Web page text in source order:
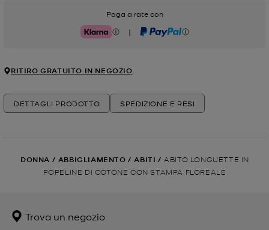
Paga a rate con
Klarna | PayPal
RITIRO GRATUITO IN NEGOZIO
DETTAGLI PRODOTTO SPEDIZIONE E RESI
DONNA / ABBIGLIAMENTO / ABITI / ABITO LONGUETTE IN
POPELINE DI COTONE CON STAMPA FLOREALE
Trova un negozio